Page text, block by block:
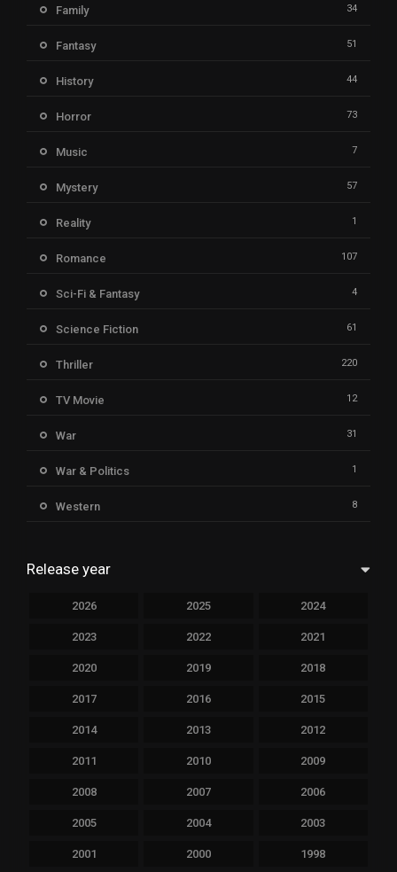
Family 34
Fantasy 51
History 44
Horror 73
Music 7
Mystery 57
Reality 1
Romance 107
Sci-Fi & Fantasy 4
Science Fiction 61
Thriller 220
TV Movie 12
War 31
War & Politics 1
Western 8
Release year
2026 2025 2024
2023 2022 2021
2020 2019 2018
2017 2016 2015
2014 2013 2012
2011 2010 2009
2008 2007 2006
2005 2004 2003
2001 2000 1998